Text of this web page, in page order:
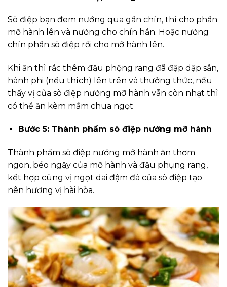
Sò điệp bạn đem nướng qua gần chín, thì cho phần
mỡ hành lên và nướng cho chín hắn. Hoặc nướng
chín phần sò điệp rồi cho mỡ hành lên.
Khi ăn thì rắc thêm đậu phộng rang đã đập dập sẵn,
hành phi (nếu thích) lên trên và thưởng thức, nếu
thấy vị của sò điệp nướng mỡ hành vẫn còn nhạt thì
có thể ăn kèm mắm chua ngọt
Bước 5: Thành phẩm sò điệp nướng mỡ hành
Thành phẩm sò điệp nướng mỡ hành ăn thơm
ngon, béo ngậy của mỡ hành và đậu phụng rang,
kết hợp cùng vị ngọt dai đậm đà của sò điệp tạo
nên hương vị hài hòa.